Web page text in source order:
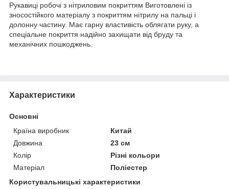
Рукавиці робочі з нітриловим покриттям Виготовлені із
зносостійкого матеріалу з покриттям нітрилу на пальці і
долонну частину. Має гарну властивість облягати руку, а
спеціальне покриття надійно захищати від бруду та
механічних пошкоджень.
Характеристики
Основні
Країна виробник
Китай
Довжина
23 см
Колір
Різні кольори
Матеріал
Поліестер
Користувальницькі характеристики